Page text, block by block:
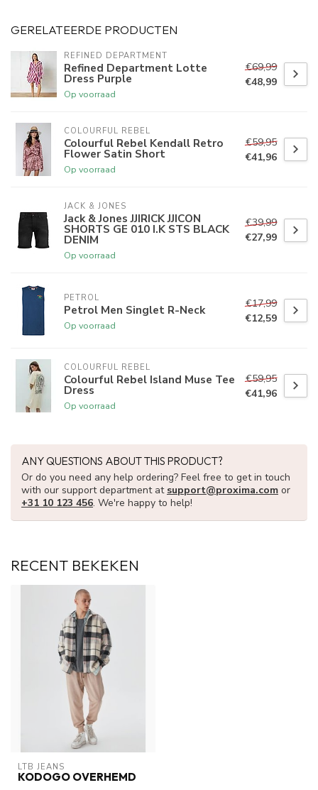
GERELATEERDE PRODUCTEN
REFINED DEPARTMENT
Refined Department Lotte
Dress Purple
Op voorraad
€69,99
€48,99
COLOURFUL REBEL
Colourful Rebel Kendall Retro
Flower Satin Short
Op voorraad
€59,95
€41,96
JACK & JONES
Jack & Jones JJIRICK JJICON
SHORTS GE 010 I.K STS BLACK
DENIM
Op voorraad
€39,99
€27,99
PETROL
Petrol Men Singlet R-Neck
Op voorraad
€17,99
€12,59
COLOURFUL REBEL
Colourful Rebel Island Muse Tee
Dress
Op voorraad
€59,95
€41,96
ANY QUESTIONS ABOUT THIS PRODUCT?
Or do you need any help ordering? Feel free to get in touch
with our support department at support@proxima.com or
+31 10 123 456. We're happy to help!
RECENT BEKEKEN
LTB JEANS
KODOGO OVERHEMD